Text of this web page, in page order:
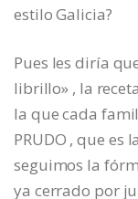
estilo Galicia?
Pues les diría
librillo» , la
la que cada
PRUDO , que es
seguimos la
ya cerrado por